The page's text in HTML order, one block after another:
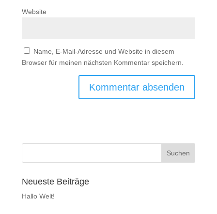
Website
Name, E-Mail-Adresse und Website in diesem
Browser für meinen nächsten Kommentar speichern.
Neueste Beiträge
Hallo Welt!